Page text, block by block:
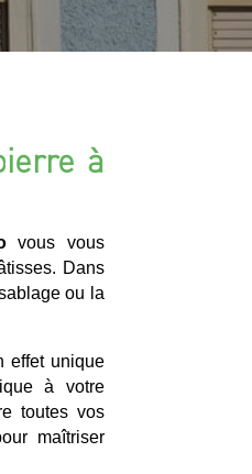
à
vous vous
Dans
ou la
effet unique
à votre
toutes vos
maîtriser